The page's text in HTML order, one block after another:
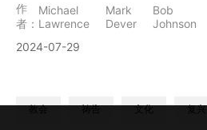
作
者：
Michael
Lawrence
Mark
Dever
Bob
Johnson
2024-07-29
教会 祷告 文化 复兴